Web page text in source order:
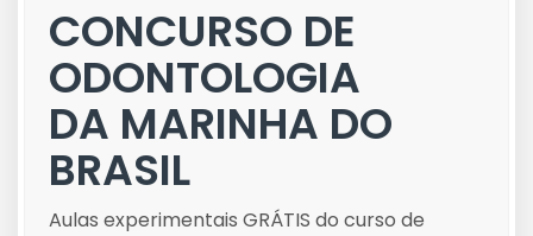
CONCURSO DE
ODONTOLOGIA
DA MARINHA DO
BRASIL
Aulas experimentais GRÁTIS do curso de